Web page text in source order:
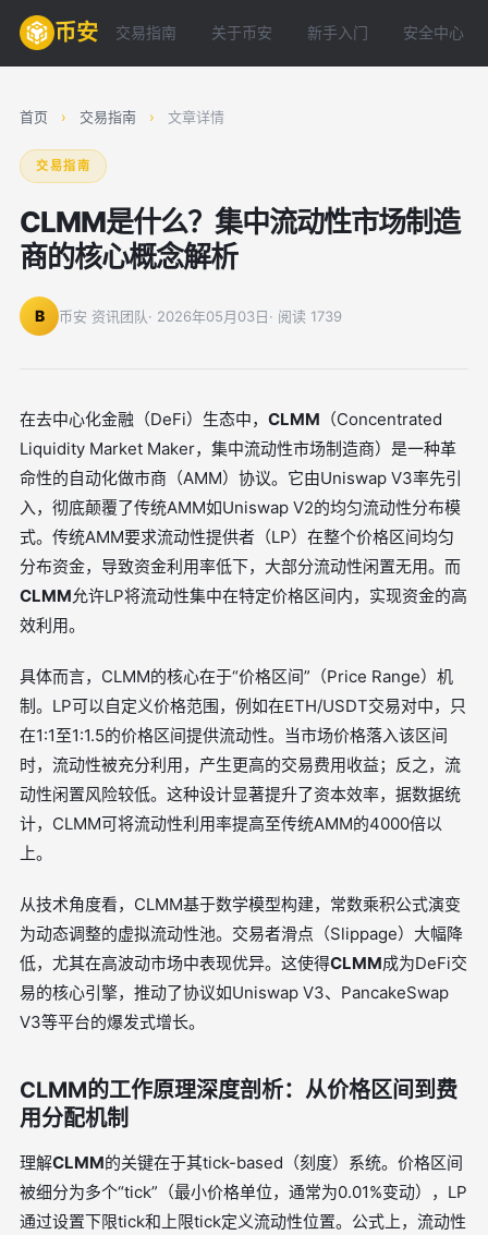
币安 交易指南 关于币安 新手入门 安全中心
首页 › 交易指南 › 文章详情
交易指南
CLMM是什么？集中流动性市场制造
商的核心概念解析
B 币安 资讯团队· 2026年05月03日· 阅读 1739
在去中心化金融（DeFi）生态中， CLMM （Concentrated
Liquidity Market Maker，集中流动性市场制造商）是一种革
命性的自动化做市商（AMM）协议。它由Uniswap V3率先引
入，彻底颠覆了传统AMM如Uniswap V2的均匀流动性分布模
式。传统AMM要求流动性提供者（LP）在整个价格区间均匀
分布资金，导致资金利用率低下，大部分流动性闲置无用。而
CLMM允许LP将流动性集中在特定价格区间内，实现资金的高
效利用。
具体而言，CLMM的核心在于“价格区间”（Price Range）机
制。LP可以自定义价格范围，例如在ETH/USDT交易对中，只
在1:1至1:1.5的价格区间提供流动性。当市场价格落入该区间
时，流动性被充分利用，产生更高的交易费用收益；反之，流
动性闲置风险较低。这种设计显著提升了资本效率，据数据统
计，CLMM可将流动性利用率提高至传统AMM的4000倍以
上。
从技术角度看，CLMM基于数学模型构建，常数乘积公式演变
为动态调整的虚拟流动性池。交易者滑点（Slippage）大幅降
低，尤其在高波动市场中表现优异。这使得CLMM成为DeFi交
易的核心引擎，推动了协议如Uniswap V3、PancakeSwap
V3等平台的爆发式增长。
CLMM的工作原理深度剖析：从价格区间到费
用分配机制
理解CLMM的关键在于其tick-based（刻度）系统。价格区间
被细分为多个“tick”（最小价格单位，通常为0.01%变动），LP
通过设置下限tick和上限tick定义流动性位置。公式上，流动性